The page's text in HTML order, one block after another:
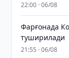
22:00 · 06/08
Фарғонада
туширилади
21:55 · 06/08